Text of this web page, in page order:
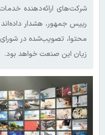
شرکت‌های ارائه‌دهنده
رییس جمهور، هشدار
محتوا، تصویب‌شده در
زیان این صنعت خواهد بود.